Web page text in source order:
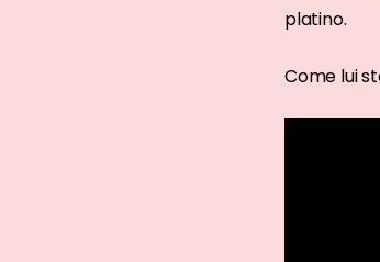
platino.
Come lui